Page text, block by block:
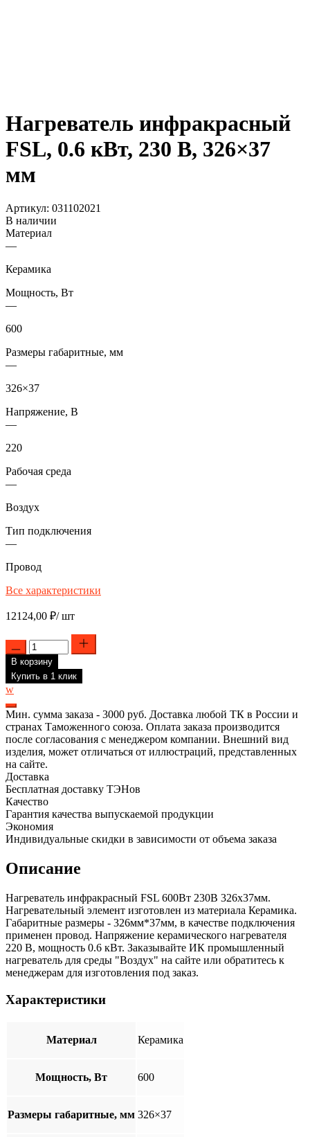
Нагреватель инфракрасный
FSL, 0.6 кВт, 230 В, 326×37
мм
Артикул: 031102021
В наличии
Материал
—
Керамика
Мощность, Вт
—
600
Размеры габаритные, мм
—
326×37
Напряжение, В
—
220
Рабочая среда
—
Воздух
Тип подключения
—
Провод
Все характеристики
12124,00 ₽/ шт
Количество
товара
Нагреватель
инфракрасный
FSL,
0.6
кВт,
230
В,
326x37
мм
В корзину
Купить в 1 клик
w
Мин. сумма заказа - 3000 руб. Доставка любой ТК в России и
странах Таможенного союза. Оплата заказа производится
после согласования с менеджером компании. Внешний вид
изделия, может отличаться от иллюстраций, представленных
на сайте.
Доставка
Бесплатная доставку ТЭНов
Качество
Гарантия качества выпускаемой продукции
Экономия
Индивидуальные скидки в зависимости от объема заказа
Описание
Нагреватель инфракрасный FSL 600Вт 230В 326x37мм.
Нагревательный элемент изготовлен из материала Керамика.
Габаритные размеры - 326мм*37мм, в качестве подключения
применен провод. Напряжение керамического нагревателя
220 В, мощность 0.6 кВт. Заказывайте ИК промышленный
нагреватель для среды "Воздух" на сайте или обратитесь к
менеджерам для изготовления под заказ.
Характеристики
Материал Керамика
Мощность, Вт 600
Размеры габаритные, мм 326×37